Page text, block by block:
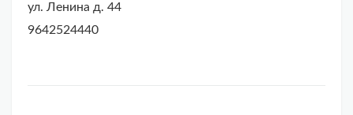
ул. Ленина д. 44
9642524440